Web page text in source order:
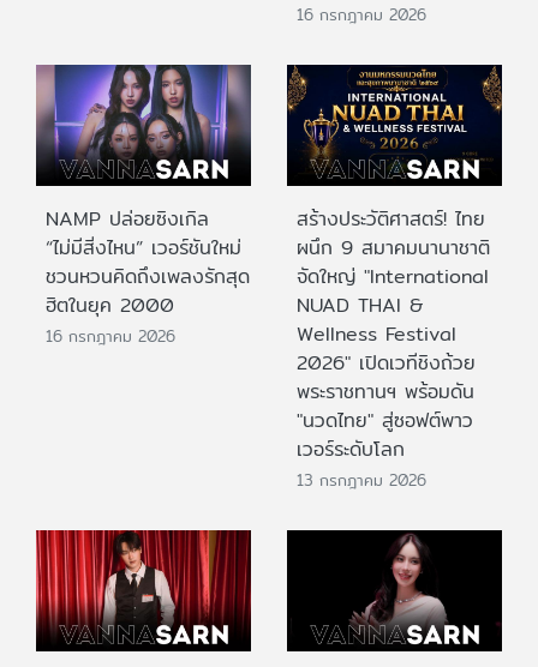
16 กรกฎาคม 2026
NAMP ปล่อยซิงเกิล
“ไม่มีสิ่งไหน” เวอร์ชันใหม่
ชวนหวนคิดถึงเพลงรักสุด
ฮิตในยุค 2000
16 กรกฎาคม 2026
สร้างประวัติศาสตร์! ไทย
ผนึก 9 สมาคมนานาชาติ
จัดใหญ่ "International
NUAD THAI &
Wellness Festival
2026" เปิดเวทีชิงถ้วย
พระราชทานฯ พร้อมดัน
"นวดไทย" สู่ซอฟต์พาว
เวอร์ระดับโลก
13 กรกฎาคม 2026